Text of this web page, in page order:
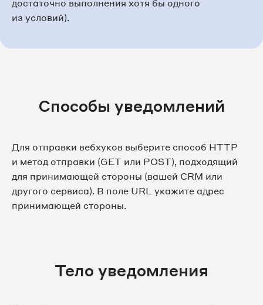
достаточно выполнения хотя бы одного
из условий).
Способы уведомлений
Для отправки вебхуков выберите способ HTTP
и метод отправки (GET или POST), подходящий
для принимающей стороны (вашей CRM или
другого сервиса). В поле URL укажите адрес
принимающей стороны.
Тело уведомления